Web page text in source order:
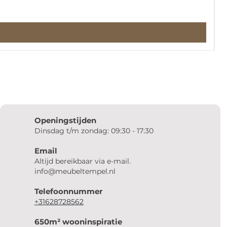
Openingstijden
Dinsdag t/m zondag: 09:30 - 17:30
Email
Altijd bereikbaar via e-mail.
info@meubeltempel.nl
Telefoonnummer
+31628728562
650m² wooninspiratie